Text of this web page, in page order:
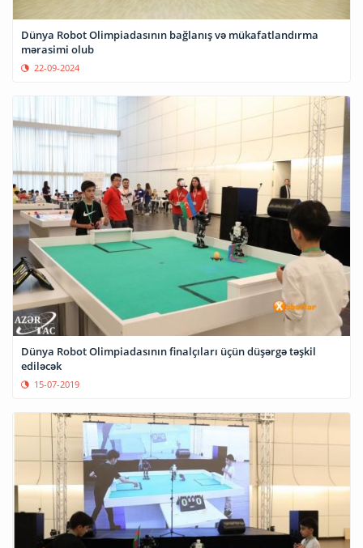
Dünya Robot Olimpiadasının bağlanış və mükafatlandırma
mərasimi olub
22-09-2024
Dünya Robot Olimpiadasının finalçıları üçün düşərgə təşkil
ediləcək
15-07-2019